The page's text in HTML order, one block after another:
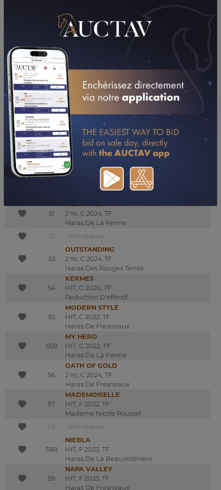
Haras De Fresneaux
OCTAVE QUARTO
2 Yo, C 2024, TF
47
NICE QUALITY
HIT, F 2023, TF
Haras De Fresneaux
47B
KIAMA
HIT, F 2020, TF
Haras De La Ferme
48
MONTEQUILLO
HIT, C 2022, TF
Haras De Fresneaux
49
NEW WORLD
HIT, C 2023, TF
Haras De Fresneaux
ODISSEA
2 Yo, F 2024, TF
51
2 Yo, C 2024, TF
Haras De La Ferme
52
Withdrawal
53
OUTSTANDING
2 Yo, C 2024, TF
Haras Des Rouges Terres
54
KERMES
HIT, G 2020, TF
Reduction D'effectif
55
MODERN STYLE
HIT, C 2022, TF
Haras De Fresneaux
55B
MY HERO
HIT, G 2022, TF
Haras De La Ferme
56
OATH OF GOLD
2 Yo, C 2024, TF
Haras De Fresneaux
57
MADEMOISELLE
HIT, F 2022, TF
Madame Nicole Roussel
58
Withdrawal
58B
NIEBLA
HIT, F 2023, TF
Haras De La Beauvoisiniere
59
NAPA VALLEY
HIT, F 2023, TF
Haras De Fresneaux